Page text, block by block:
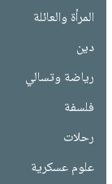
المرأة والعائلة
دين
رياضة وتسالي
فلسفة
رحلات
علوم عسكرية